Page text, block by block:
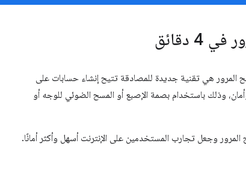
دقائق
المرور هي تقنية جديدة للمصادقة تتيح إنشاء حسابات على
وذلك باستخدام بصمة الإصبع أو المسح الضوئي للوجه أو
وجعل تجارب المستخدمين على الإنترنت أسهل وأكثر أمانًا.